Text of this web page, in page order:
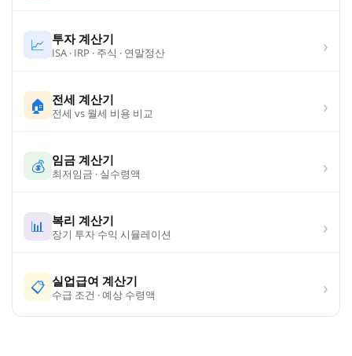
📈 투자 계산기
ISA · IRP · 주식 · 연말정산 ›
🏠 전세 계산기
전세 vs 월세 비용 비교 ›
💰 임금 계산기
최저임금 · 실수령액 ›
📊 복리 계산기
장기 투자 수익 시뮬레이션 ›
📋 실업급여 계산기
수급 조건 · 예상 수령액 ›